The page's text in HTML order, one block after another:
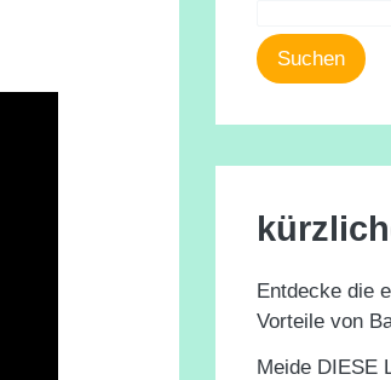
Suchen
Entdecke die
Vorteile von
Meide DIESE